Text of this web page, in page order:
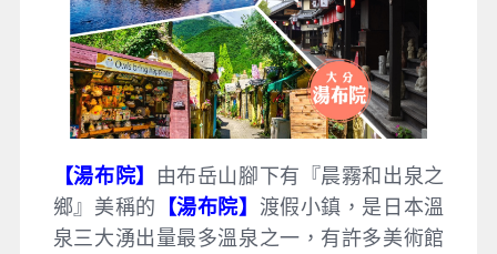
【湯布院】
由布岳山腳下有『晨霧和出泉之
鄉』美稱的 【湯布院】 渡假小鎮，是日本溫
泉三大湧出量最多溫泉之一，有許多美術館